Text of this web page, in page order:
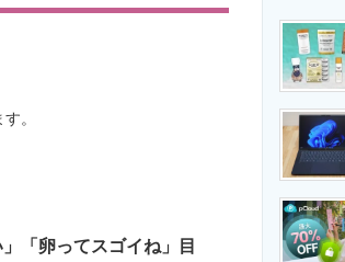
経営リーダーのコミュニティ
製造業のIT導入・活用を支援
基本と応用 エネルギーの専門メディア
。
「卵ってスゴイね」目